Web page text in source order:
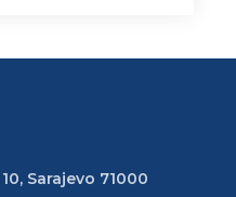
Sarajevo 71000